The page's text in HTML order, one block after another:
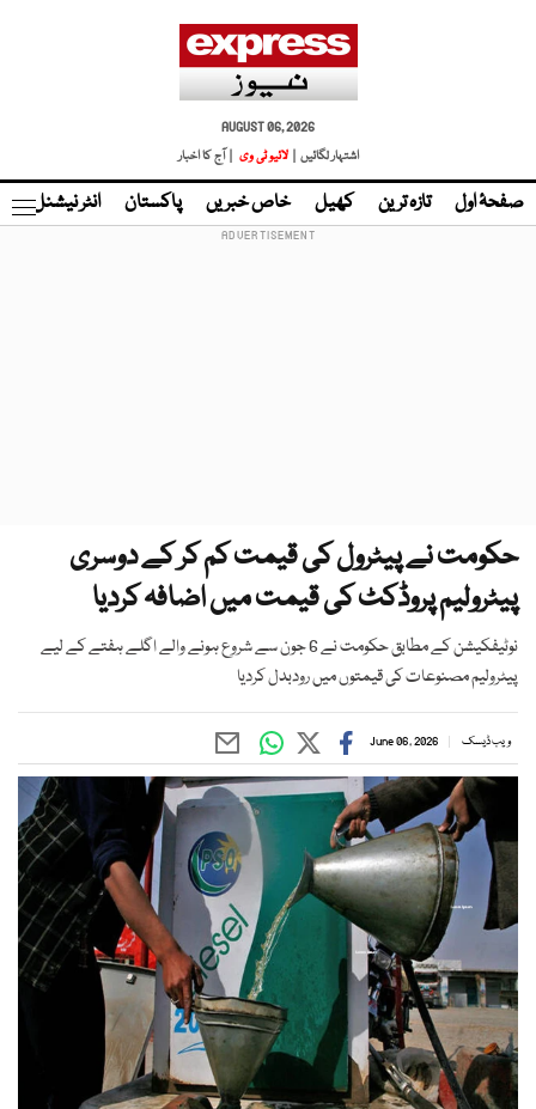
AUGUST 06, 2026
اشتہار لگائیں |
لائیو ٹی وی | آج کا اخبار
صفحۂ اول تازہ ترین کھیل خاص خبریں پاکستان انٹر نیشنل
حکومت نے پیٹرول کی قیمت کم کر کے دوسری
پیٹرولیم پروڈکٹ کی قیمت میں اضافہ کردیا
نوٹیفکیشن کے مطابق حکومت نے 6 جون سے شروع ہونے والے اگلے ہفتے کے لیے
پیٹرولیم مصنوعات کی قیمتوں میں رودبدل کردیا
ویب ڈیسک June 06, 2026